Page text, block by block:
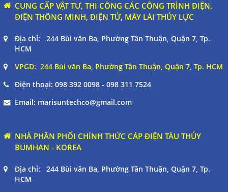
CUNG CẤP VẬT TƯ, THI CÔNG CÁC CÔNG TRÌNH ĐIỆN,
ĐIỆN THÔNG MINH, ĐIỆN TỬ, MÁY LÁI THỦY LỰC
Địa chỉ: 244 Bùi văn Ba, Phường Tân Thuận, Quận 7, Tp.
HCM
VPGD: 244 Bùi văn Ba, Phường Tân Thuận, Quận 7, Tp. HCM
Điện thoại: 098 392 0098 - 098 311 7524
Email: marisuntechco@gmail.com
NHÀ PHÂN PHỐI CHÍNH THỨC CÁP ĐIỆN TÀU THỦY
BUMHAN - KOREA
Địa chỉ: 244 Bùi văn Ba, Phường Tân Thuận, Quận 7, Tp.
HCM
HotLine
098 392 0098 - 0983117524
marisuntechco@gmail.com
Mail
COPYRIGHT 2017. ALL RIGHTS RESERVED